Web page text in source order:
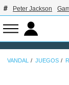
Peter Jackson
VANDAL JUEGOS